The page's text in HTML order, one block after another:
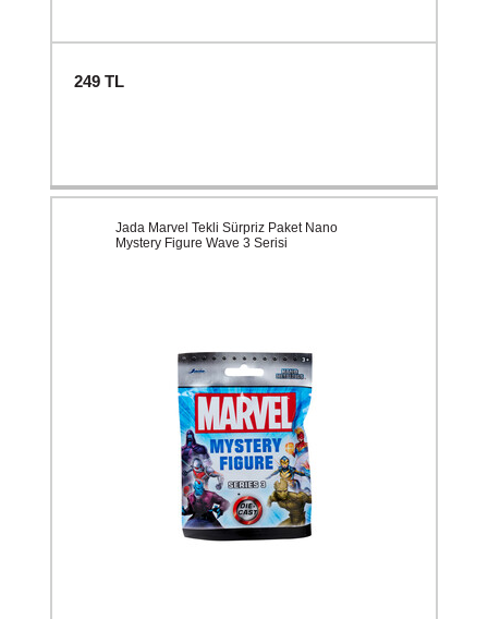
249 TL
Jada Marvel Tekli Sürpriz Paket Nano
Mystery Figure Wave 3 Serisi